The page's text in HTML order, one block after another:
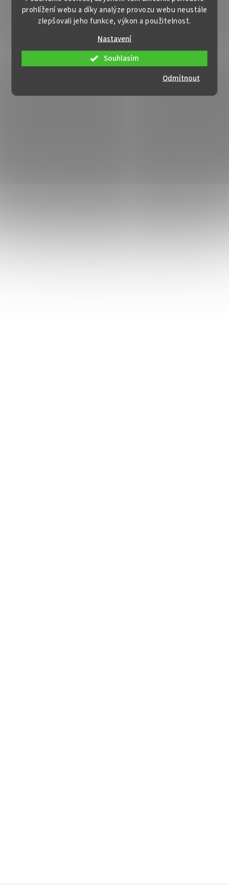
prohlížení webu a díky analýze provozu webu neustále
zlepšovali jeho funkce, výkon a použitelnost.
Nastavení
Odmítnout
Souhlasím